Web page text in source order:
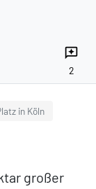
reviews
2
in Köln
großer